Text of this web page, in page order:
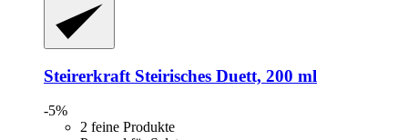
Steirerkraft Steirisches Duett, 200 ml
-5%
2 feine Produkte